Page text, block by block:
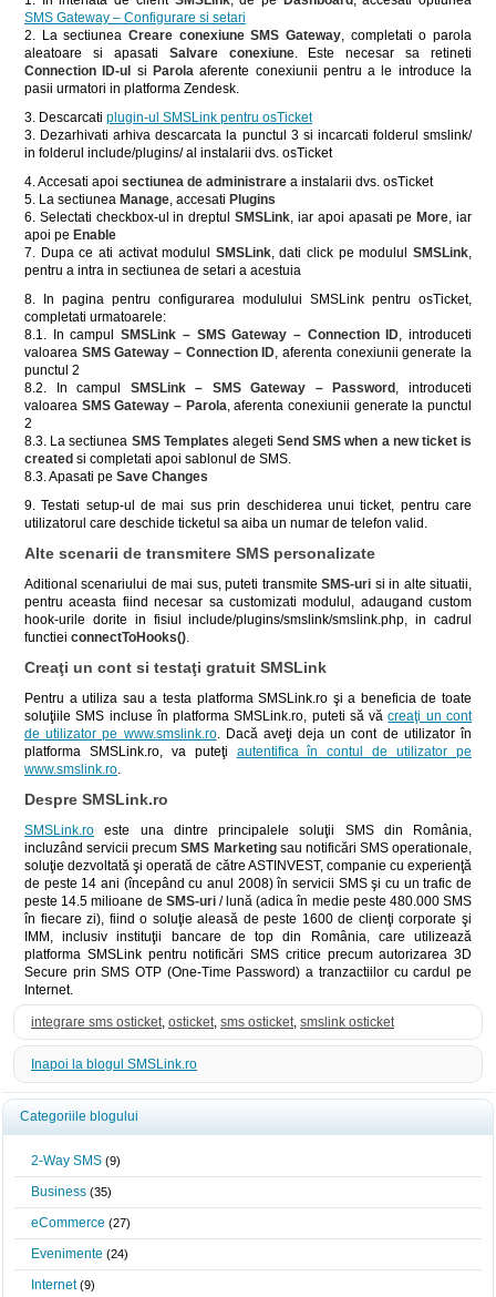
SMS Gateway – Configurare si setari
2. La sectiunea Creare conexiuneSMS Gateway , completati o parola
aleatoare si apasati Salvare conexiune. Este necesar sa retineti
Connection ID-ul si Parola aferente conexiunii pentru a le introduce la
pasii urmatori in platforma Zendesk.
3. Descarcati plugin-ul SMSLink pentru osTicket
3. Dezarhivati arhiva descarcata la punctul 3 si incarcati folderul smslink/
in folderul include/plugins/ al instalarii dvs. osTicket
4. Accesati apoi sectiunea de administrare a instalarii dvs. osTicket
5. La sectiunea Manage , accesati Plugins
6. Selectati checkbox-ul in dreptulSMSLink , iar apoi apasati peMore , iar
apoi pe Enable
7. Dupa ce ati activat modulul SMSLink, dati click pe modululSMSLink
pentru a intra in sectiunea de setari a acestuia
8. In pagina pentru configurarea modulului SMSLink pentru osTicket,
completati urmatoarele:
8.1. In campulSMSLink – SMS Gateway – Connection ID , introduceti
valoarea SMS Gateway – Connection ID , aferenta conexiunii generate la
punctul 2
8.2. In campul SMSLink – SMS Gateway – Password , introduceti
valoarea SMS Gateway – Parola , aferenta conexiunii generate la punctul
2
8.3. La sectiunea SMS Templates alegetiSend SMS when a new ticket is
created si completati apoi sablonul de SMS.
8.3. Apasati pe Save Changes
9. Testati setup-ul de mai sus prin deschiderea unui ticket, pentru care
utilizatorul care deschide ticketul sa aiba un numar de telefon valid.
Alte scenarii de transmitere SMS personalizate
Aditional scenariului de mai sus, puteti transmiteSMS-uri si in alte situatii,
pentru aceasta fiind necesar sa customizati modulul, adaugand custom
hook-urile dorite in fisiul include/plugins/smslink/smslink.php, in cadrul
functiei connectToHooks()
Creaţi un cont si testaţi gratuit SMSLink
Pentru a utiliza sau a testa platforma SMSLink.ro şi a beneficia de toate
soluţiile SMS incluse în platforma SMSLink.ro, puteti să văcreaţi un cont
de utilizator pe www.smslink.ro. Dacă aveţi deja un cont de utilizator în
platforma SMSLink.ro, va puteţi autentifica în contul de utilizator pe
www.smslink.ro
Despre SMSLink.ro
SMSLink.ro este una dintre principalele soluţii SMS din România,
incluzând servicii precumSMS Marketingsau notificări SMS operationale,
soluţie dezvoltată şi operată de către ASTINVEST, companie cu experienţă
de peste 14 ani (începând cu anul 2008) în servicii SMS şi cu un trafic de
peste 14.5 milioane de SMS-uri/ lună (adica în medie peste 480.000 SMS
în fiecare zi), fiind o soluţie aleasă de peste 1600 de clienţi corporate şi
IMM, inclusiv instituţii bancare de top din România, care utilizează
platforma SMSLink pentru notificări SMS critice precum autorizarea 3D
Secure prin SMS OTP (One-Time Password) a tranzactiilor cu cardul pe
Internet.
integrare sms osticket osticket sms osticket smslink osticket
Inapoi la blogul SMSLink.ro
Categoriile blogului
2-Way SMS (9)
Business (35)
eCommerce (27)
Evenimente (24)
Internet(9)